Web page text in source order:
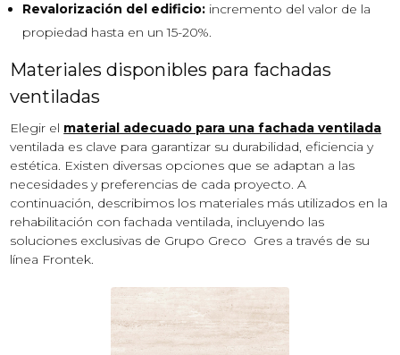
Revalorización del edificio: incremento del valor de la
propiedad hasta en un 15-20%.
Materiales disponibles para fachadas
ventiladas
Elegir el material adecuado para una fachada ventilada
ventilada es clave para garantizar su durabilidad, eficiencia y
estética. Existen diversas opciones que se adaptan a las
necesidades y preferencias de cada proyecto. A
continuación, describimos los materiales más utilizados en la
rehabilitación con fachada ventilada, incluyendo las
soluciones exclusivas de Grupo Greco Gres a través de su
línea Frontek.